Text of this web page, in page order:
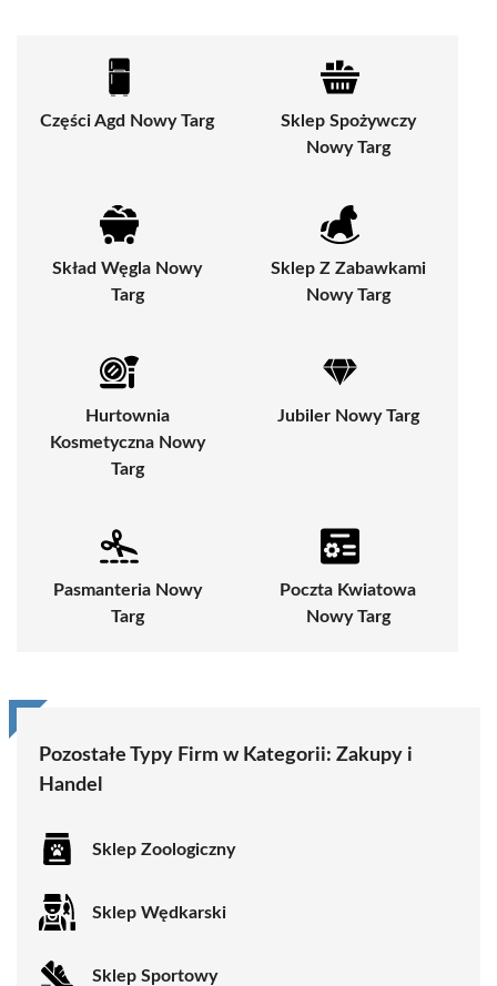
Części Agd Nowy Targ
Sklep Spożywczy
Nowy Targ
Skład Węgla Nowy
Targ
Sklep Z Zabawkami
Nowy Targ
Hurtownia
Kosmetyczna Nowy
Targ
Jubiler Nowy Targ
Pasmanteria Nowy
Targ
Poczta Kwiatowa
Nowy Targ
Pozostałe Typy Firm w Kategorii: Zakupy i
Handel
Sklep Zoologiczny
Sklep Wędkarski
Sklep Sportowy